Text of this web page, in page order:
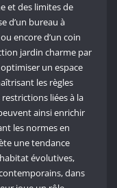
et des limites de
d’un bureau à
encore d’un coin
jardin charme par
un espace
les règles
liées à la
ainsi enrichir
les normes en
une tendance
évolutives,
dans